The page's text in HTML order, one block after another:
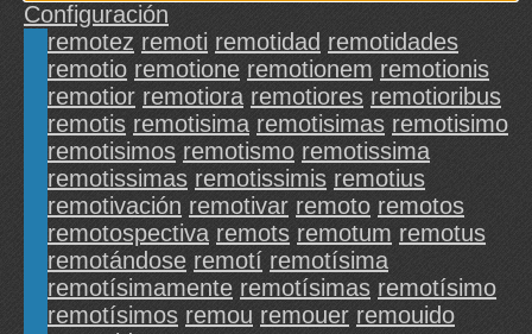
Configuración
remotez remoti remotidad remotidades
remotio remotione remotionem remotionis
remotior remotiora remotiores remotioribus
remotis remotisima remotisimas remotisimo
remotisimos remotismo remotissima
remotissimas remotissimis remotius
remotivación remotivar remoto remotos
remotospectiva remots remotum remotus
remotándose remotí remotísima
remotísimamente remotísimas remotísimo
remotísimos remou remouer remouido